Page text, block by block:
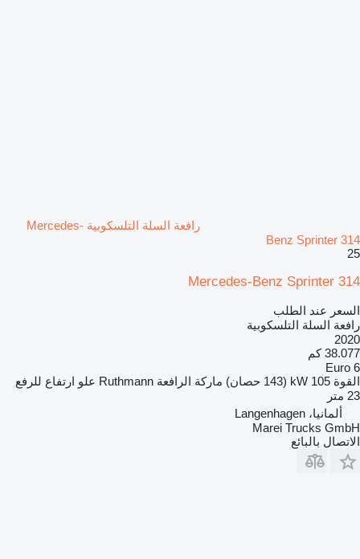
رافعة السلة التلسكوبية Mercedes-
Benz Sprinter 314
25
Mercedes-Benz Sprinter 314
السعر عند الطلب
رافعة السلة التلسكوبية
2020
38.077 كم
Euro 6
القوة 105 kW (143 حصان) ماركة الرافعة Ruthmann علو ارتفاع للرفع
23 متر
ألمانيا، Langenhagen
Marei Trucks GmbH
الاتصال بالبائع